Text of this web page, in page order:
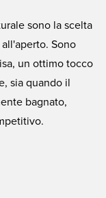
sono la scelta
Sono
un ottimo tocco
sia quando il
bagnato,